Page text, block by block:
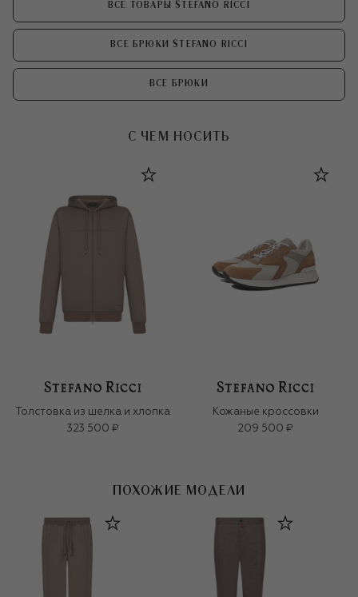
ВСЕ ТОВАРЫ STEFANO RICCI
ВСЕ БРЮКИ STEFANO RICCI
ВСЕ БРЮКИ
С ЧЕМ НОСИТЬ
Толстовка из шелка и хлопка
323 500 ₽
Кожаные кроссовки
209 500 ₽
ПОХОЖИЕ МОДЕЛИ